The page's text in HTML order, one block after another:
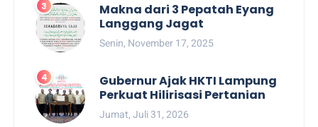
Makna dari 3 Pepatah Eyang
Langgang Jagat
Senin, November 17, 2025
Gubernur Ajak HKTI Lampung
Perkuat Hilirisasi Pertanian
Jumat, Juli 31, 2026